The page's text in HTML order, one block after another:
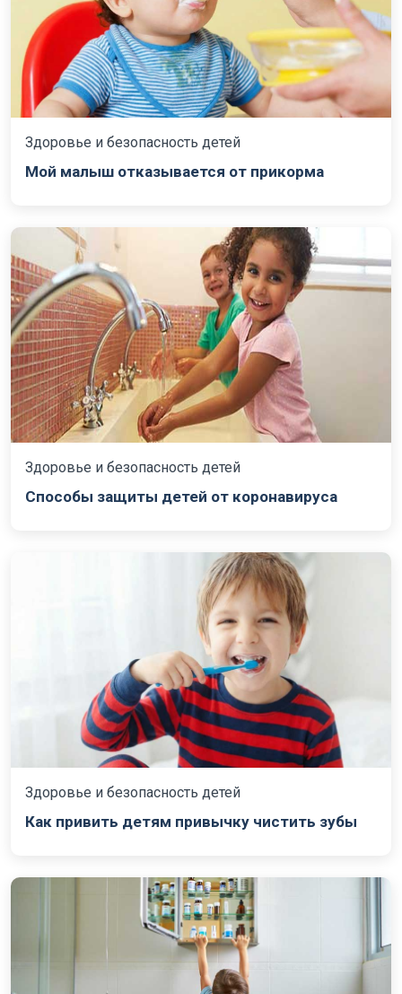
Здоровье и безопасность детей
Мой малыш отказывается от прикорма
Здоровье и безопасность детей
Способы защиты детей от коронавируса
Здоровье и безопасность детей
Как привить детям привычку чистить зубы